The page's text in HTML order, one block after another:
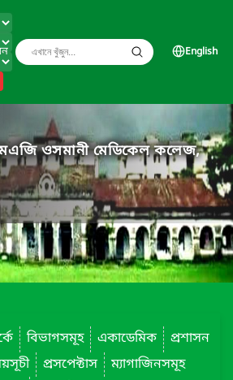
English
ওসমানী মেডিকেল কলেজ,
বিভাগসমূহ একাডেমিক
প্রশাসন
প্রসপেক্টাস
ম্যাগাজিনসমূহ